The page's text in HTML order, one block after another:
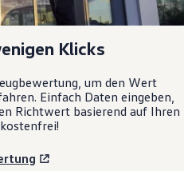
Klicks
um den Wert
Einfach Daten eingeben,
Richtwert basierend auf Ihren